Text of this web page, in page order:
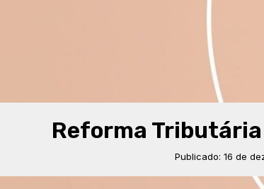
Reforma
Publicado: 16 de